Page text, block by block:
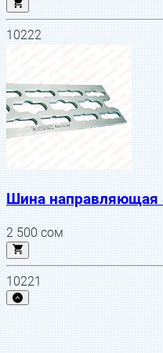
10222
Шина направляющая
2 500сом
10221